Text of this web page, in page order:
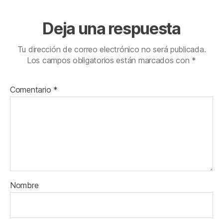
Deja una respuesta
Tu dirección de correo electrónico no será publicada.
Los campos obligatorios están marcados con *
Comentario *
Nombre